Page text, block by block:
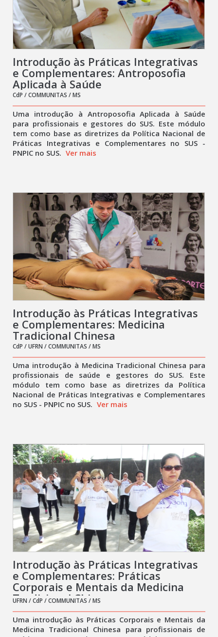
Introdução às Práticas Integrativas
e Complementares: Antroposofia
Aplicada à Saúde
CdP / COMMUNITAS / MS
Uma introdução à Antroposofia Aplicada à Saúde
para profissionais e gestores do SUS. Este módulo
tem como base as diretrizes da Política Nacional de
Práticas Integrativas e Complementares no SUS -
PNPIC no SUS. Ver mais
Introdução às Práticas Integrativas
e Complementares: Medicina
Tradicional Chinesa
CdP / UFRN / COMMUNITAS / MS
Uma introdução à Medicina Tradicional Chinesa para
profissionais de saúde e gestores do SUS. Este
módulo tem como base as diretrizes da Política
Nacional de Práticas Integrativas e Complementares
no SUS - PNPIC no SUS. Ver mais
Introdução às Práticas Integrativas
e Complementares: Práticas
Corporais e Mentais da Medicina
Tradicional Chinesa
UFRN / CdP / COMMUNITAS / MS
Uma introdução às Práticas Corporais e Mentais da
Medicina Tradicional Chinesa para profissionais de